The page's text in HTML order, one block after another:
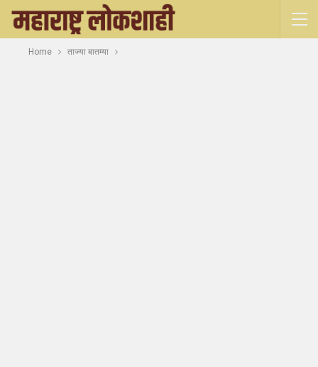
Home ताज्या बातम्या